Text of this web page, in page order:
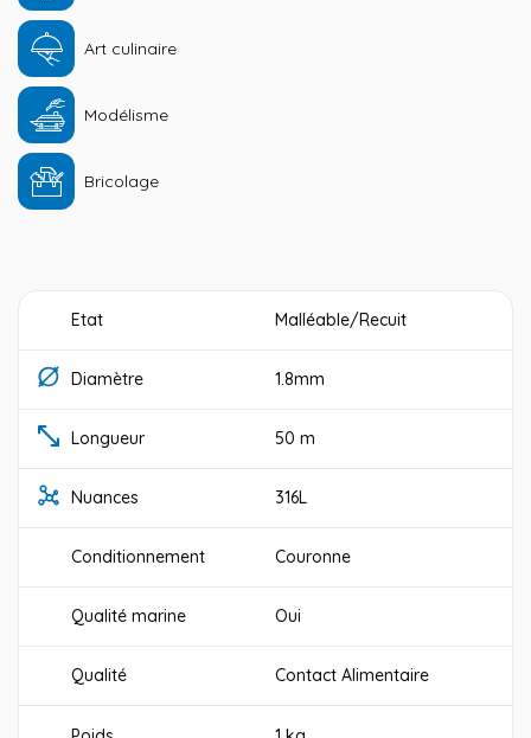
Art culinaire
Modélisme
Bricolage
Etat Malléable/Recuit
Diamètre 1.8mm
Longueur 50 m
Nuances 316L
Conditionnement Couronne
Qualité marine Oui
Qualité Contact Alimentaire